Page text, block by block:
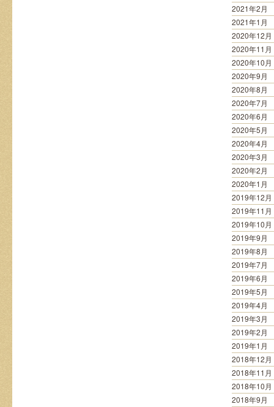
2021年2月
2021年1月
2020年12月
2020年11月
2020年10月
2020年9月
2020年8月
2020年7月
2020年6月
2020年5月
2020年4月
2020年3月
2020年2月
2020年1月
2019年12月
2019年11月
2019年10月
2019年9月
2019年8月
2019年7月
2019年6月
2019年5月
2019年4月
2019年3月
2019年2月
2019年1月
2018年12月
2018年11月
2018年10月
2018年9月